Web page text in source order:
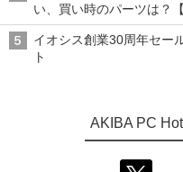
い、買い時のパーツは？
イオシス創業30周年セー
ト
AKIBA PC